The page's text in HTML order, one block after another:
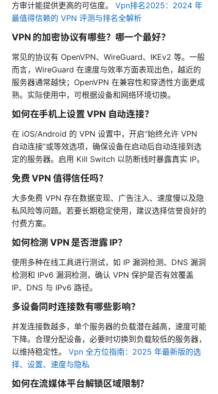
方审计能提供更高的可信度。 Vpn排名2025：2024 年
最值得信赖的 VPN 评测与排名全解析
VPN 的加密协议有哪些？哪一个最好？
常见的协议有 OpenVPN、WireGuard、IKEv2 等。一般
而言，WireGuard 在速度与效率方面表现出色，越近的
服务器通常越快；OpenVPN 在兼容性和穿透性方面更成
熟。实际使用中，可根据设备和网络环境切换。
如何在手机上设置 VPN 自动连接？
在 iOS/Android 的 VPN 设置中，开启“始终允许 VPN
自动连接”或等效选项，确保设备在启动后自动连接到选
定的服务器。启用 Kill Switch 以防断线时暴露真实 IP。
免费 VPN 值得信任吗？
大多免费 VPN 存在数据变现、广告注入、速度慢以及隐
私风险等问题。若要长期稳定使用，建议选择信誉良好的
付费方案。
如何检测 VPN 是否泄露 IP？
使用多种在线工具进行测试，如 IP 漏洞检测、DNS 漏洞
检测和 IPv6 漏洞检测，确认 VPN 保护是否有效覆盖
IP、DNS 与 IPv6 路径。
多设备同时连接数有哪些影响？
并发连接数越多，单个服务器的负载潜在越高，速度可能
下降。合理分配设备，必要时切换到负载较低的服务器，
以维持稳定性。 Vpn 全方位指南：2025 年最新版的选
择、设置、速度与隐私
如何在流媒体平台解锁区域限制？